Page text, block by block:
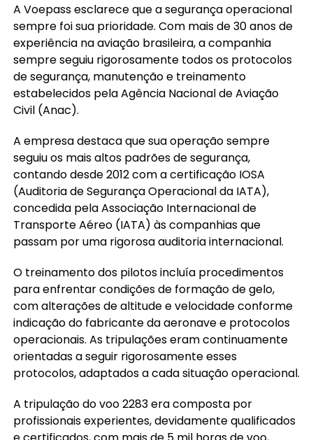
A Voepass esclarece que a segurança operacional
sempre foi sua prioridade. Com mais de 30 anos de
experiência na aviação brasileira, a companhia
sempre seguiu rigorosamente todos os protocolos
de segurança, manutenção e treinamento
estabelecidos pela Agência Nacional de Aviação
Civil (Anac).
A empresa destaca que sua operação sempre
seguiu os mais altos padrões de segurança,
contando desde 2012 com a certificação IOSA
(Auditoria de Segurança Operacional da IATA),
concedida pela Associação Internacional de
Transporte Aéreo (IATA) às companhias que
passam por uma rigorosa auditoria internacional.
O treinamento dos pilotos incluía procedimentos
para enfrentar condições de formação de gelo,
com alterações de altitude e velocidade conforme
indicação do fabricante da aeronave e protocolos
operacionais. As tripulações eram continuamente
orientadas a seguir rigorosamente esses
protocolos, adaptados a cada situação operacional.
A tripulação do voo 2283 era composta por
profissionais experientes, devidamente qualificados